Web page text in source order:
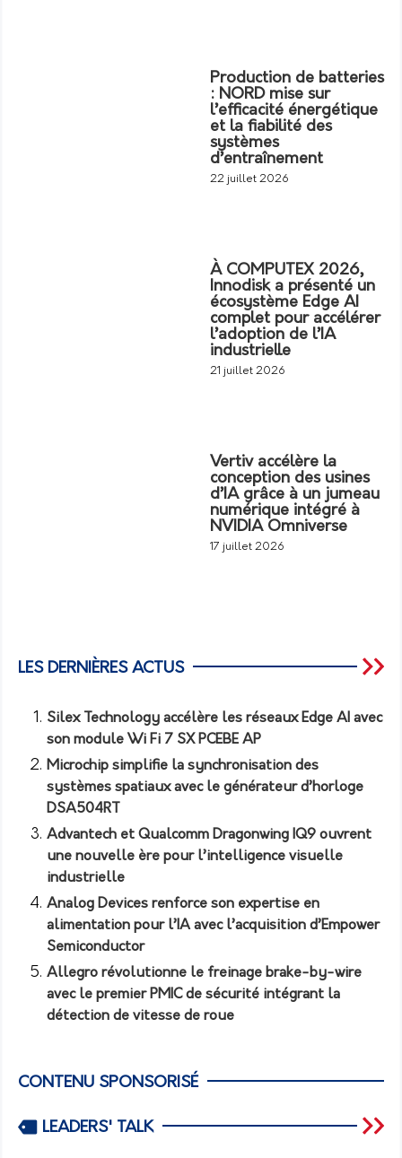
Production de batteries
: NORD mise sur
l’efficacité énergétique
et la fiabilité des
systèmes
d’entraînement
22 juillet 2026
À COMPUTEX 2026,
Innodisk a présenté un
écosystème Edge AI
complet pour accélérer
l’adoption de l’IA
industrielle
21 juillet 2026
Vertiv accélère la
conception des usines
d’IA grâce à un jumeau
numérique intégré à
NVIDIA Omniverse
17 juillet 2026
LES DERNIÈRES ACTUS
Silex Technology accélère les réseaux Edge AI avec
son module Wi Fi 7 SX PCEBE AP
Microchip simplifie la synchronisation des
systèmes spatiaux avec le générateur d’horloge
DSA504RT
Advantech et Qualcomm Dragonwing IQ9 ouvrent
une nouvelle ère pour l’intelligence visuelle
industrielle
Analog Devices renforce son expertise en
alimentation pour l’IA avec l’acquisition d’Empower
Semiconductor
Allegro révolutionne le freinage brake-by-wire
avec le premier PMIC de sécurité intégrant la
détection de vitesse de roue
CONTENU SPONSORISÉ
LEADERS' TALK